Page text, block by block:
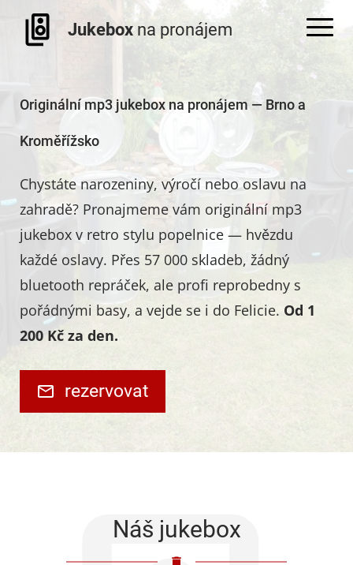
Jukebox na pronájem
Originální mp3 jukebox na pronájem — Brno a
Kroměřížsko
Chystáte narozeniny, výročí nebo oslavu na
zahradě? Pronajmeme vám originální mp3
jukebox v retro stylu popelnice — hvězdu
každé oslavy. Přes 57 000 skladeb, žádný
bluetooth repráček, ale profi reprobedny s
pořádnými basy, a vejde se i do Felicie. Od 1
200 Kč za den.
rezervovat
Náš jukebox